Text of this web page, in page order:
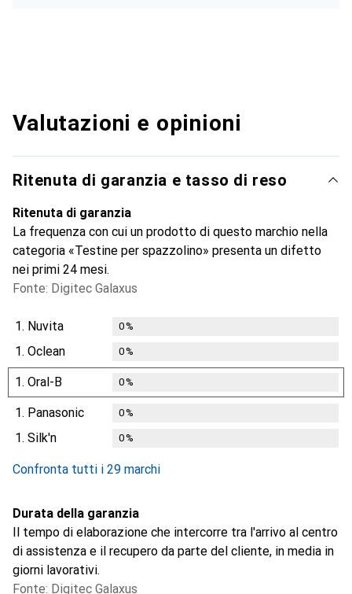
Valutazioni e opinioni
Ritenuta di garanzia e tasso di reso
Ritenuta di garanzia
La frequenza con cui un prodotto di questo marchio nella
categoria «Testine per spazzolino» presenta un difetto
nei primi 24 mesi.
Fonte: Digitec Galaxus
1. Nuvita 0%
1. Oclean 0%
1. Oral-B 0%
1. Panasonic 0%
1. Silk'n 0%
Confronta tutti i 29 marchi
Durata della garanzia
Il tempo di elaborazione che intercorre tra l'arrivo al centro
di assistenza e il recupero da parte del cliente, in media in
giorni lavorativi.
Fonte: Digitec Galaxus